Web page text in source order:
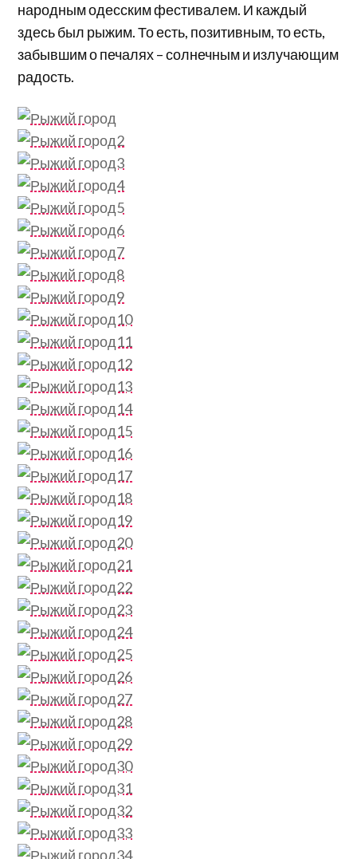
народным одесским фестивалем. И каждый
здесь был рыжим. То есть, позитивным, то есть,
забывшим о печалях – солнечным и излучающим
радость.